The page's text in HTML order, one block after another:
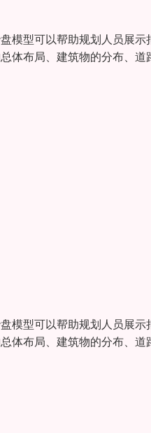
模型可以帮助规划人员展
体布局、建筑物的分布、
模型可以帮助规划人员展
体布局、建筑物的分布、